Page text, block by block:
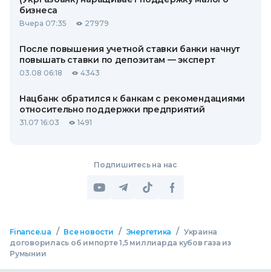
бизнеса
Вчера 07:35 27979
После повышения учетной ставки банки начнут
повышать ставки по депозитам — эксперт
03.08 06:18 4343
Нацбанк обратился к банкам с рекомендациями
относительно поддержки предприятий
31.07 16:03 1491
Подпишитесь на нас
Finance.ua / Все новости / Энергетика / Украина
договорилась об импорте 1,5 миллиарда кубов газа из
Румынии